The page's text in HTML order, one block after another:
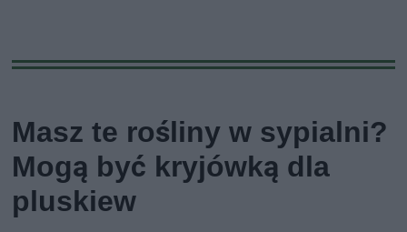
Masz te rośliny w sypialni?
Mogą być kryjówką dla
pluskiew